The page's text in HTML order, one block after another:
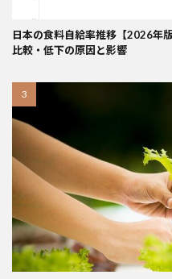
日本の食料自給率推移【2026年
比較・低下の原因と影響